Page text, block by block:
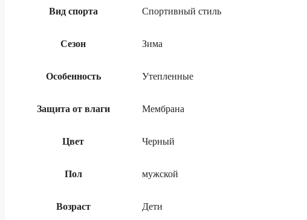
Вид спорта Спортивный стиль
Сезон Зима
Особенность Утепленные
Защита от влаги Мембрана
Цвет Черный
Пол мужской
Возраст Дети